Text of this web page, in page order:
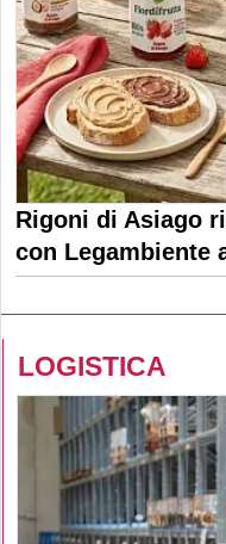
Rigoni di Asiago
con Legambiente
LOGISTICA